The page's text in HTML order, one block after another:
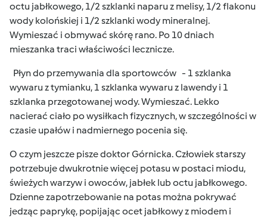
octu jabłkowego, 1/2 szklanki naparu z melisy, 1/2 flakonu
wody kolońskiej i 1/2 szklanki wody mineralnej.
Wymieszać i obmywać skórę rano. Po 10 dniach
mieszanka traci właściwości lecznicze.
Płyn do przemywania dla sportowców - 1 szklanka
wywaru z tymianku, 1 szklanka wywaru z lawendy i 1
szklanka przegotowanej wody. Wymieszać. Lekko
nacierać ciało po wysiłkach fizycznych, w szczególności w
czasie upałów i nadmiernego pocenia się.
O czym jeszcze pisze doktor Górnicka. Człowiek starszy
potrzebuje dwukrotnie więcej potasu w postaci miodu,
świeżych warzyw i owoców, jabłek lub octu jabłkowego.
Dzienne zapotrzebowanie na potas można pokrywać
jedząc paprykę, popijając ocet jabłkowy z miodem i